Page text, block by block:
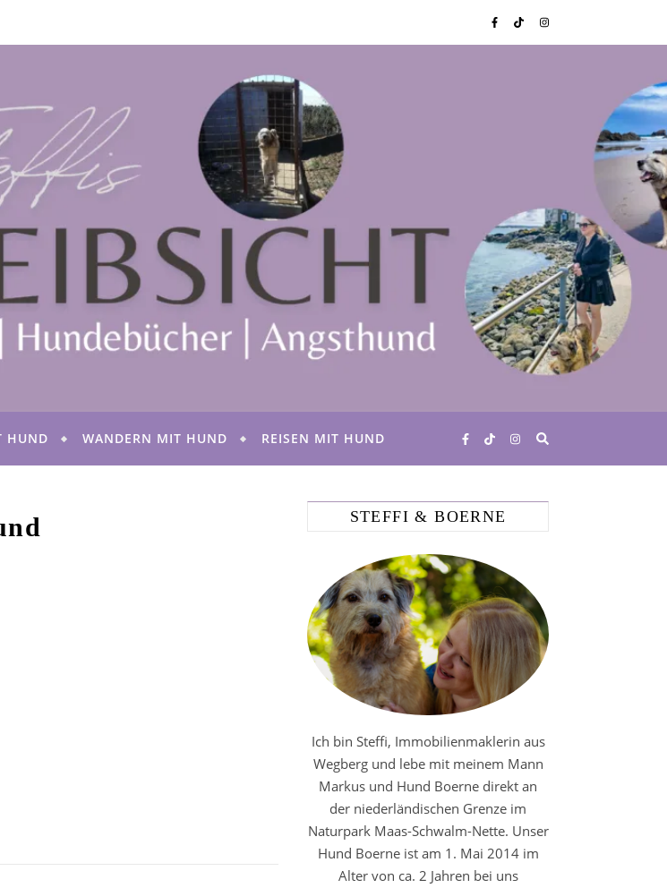
HUND WANDERN MIT HUND REISEN MIT HUND
STEFFI & BOERNE
Ich bin Steffi, Immobilienmaklerin aus
Wegberg und lebe mit meinem Mann
Markus und Hund Boerne direkt an
der niederländischen Grenze im
Naturpark Maas-Schwalm-Nette. Unser
Hund Boerne ist am 1. Mai 2014 im
Alter von ca. 2 Jahren bei uns